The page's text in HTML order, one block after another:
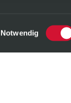
Einwilligungsauswahl
Notwendig